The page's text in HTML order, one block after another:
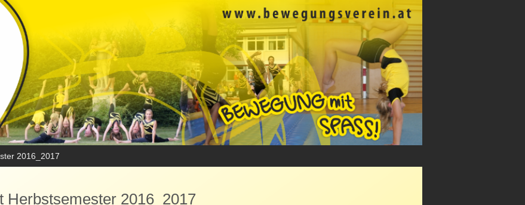
2016_2017
Herbstsemester 2016_2017